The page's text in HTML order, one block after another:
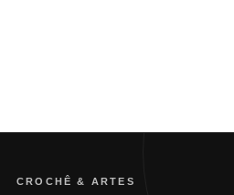
CROCHÊ & ARTES